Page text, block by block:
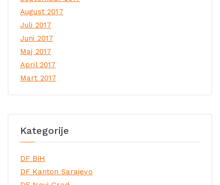
August 2017
Juli 2017
Juni 2017
Maj 2017
April 2017
Mart 2017
Kategorije
DF BiH
DF Kanton Sarajevo